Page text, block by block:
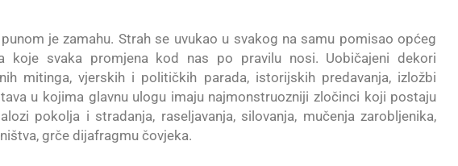
je zamahu. Strah se uvukao u svakog na samu pomisao općeg
koje svaka promjena kod nas po pravilu nosi. Uobičajeni dekori
mitinga, vjerskih i političkih parada, istorijskih predavanja, izložbi
u kojima glavnu ulogu imaju najmonstruozniji zločinci koji postaju
pokolja i stradanja, raseljavanja, silovanja, mučenja zarobljenika,
grče dijafragmu čovjeka.